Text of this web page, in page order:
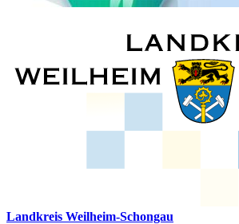
Landkreis Weilheim-Schongau